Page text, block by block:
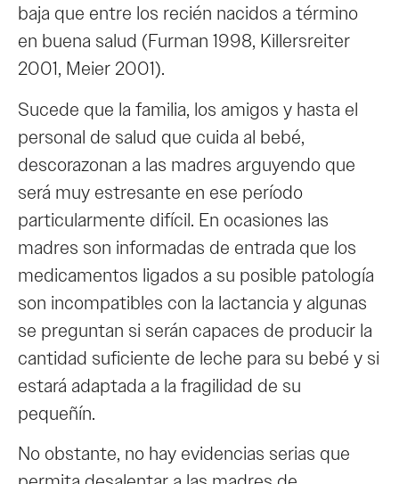
baja que entre los recién nacidos a término
en buena salud (Furman 1998, Killersreiter
2001, Meier 2001).
Sucede que la familia, los amigos y hasta el
personal de salud que cuida al bebé,
descorazonan a las madres arguyendo que
será muy estresante en ese período
particularmente difícil. En ocasiones las
madres son informadas de entrada que los
medicamentos ligados a su posible patología
son incompatibles con la lactancia y algunas
se preguntan si serán capaces de producir la
cantidad suficiente de leche para su bebé y si
estará adaptada a la fragilidad de su
pequeñín.
No obstante, no hay evidencias serias que